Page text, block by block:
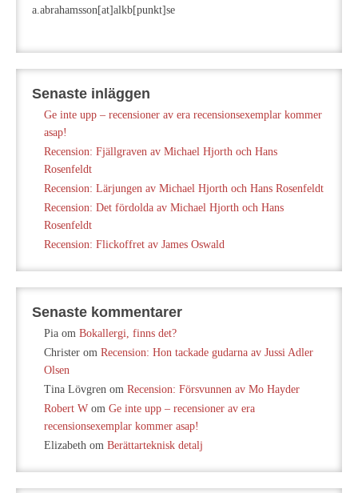
a.abrahamsson[at]alkb[punkt]se
Senaste inläggen
Ge inte upp – recensioner av era recensionsexemplar kommer
asap!
Recension: Fjällgraven av Michael Hjorth och Hans
Rosenfeldt
Recension: Lärjungen av Michael Hjorth och Hans Rosenfeldt
Recension: Det fördolda av Michael Hjorth och Hans
Rosenfeldt
Recension: Flickoffret av James Oswald
Senaste kommentarer
Pia om Bokallergi, finns det?
Christer om Recension: Hon tackade gudarna av Jussi Adler
Olsen
Tina Lövgren om Recension: Försvunnen av Mo Hayder
Robert W om Ge inte upp – recensioner av era
recensionsexemplar kommer asap!
Elizabeth om Berättarteknisk detalj